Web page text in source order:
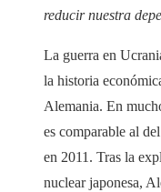
reducir nuestra
La guerra en
la historia
Alemania. En
es comparable al
en 2011. Tras la
nuclear japonesa,